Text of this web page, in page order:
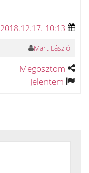
2018.12.17. 10:13
Mart László
Megosztom
Jelentem